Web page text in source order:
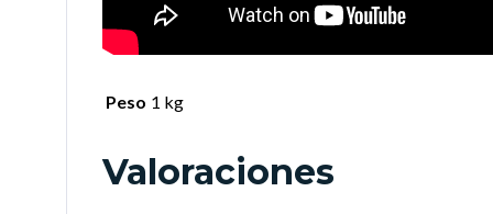
Peso 1 kg
Valoraciones